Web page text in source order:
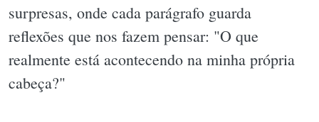
surpresas, onde cada parágrafo guarda
reflexões que nos fazem pensar: "O que
realmente está acontecendo na minha própria
cabeça?"